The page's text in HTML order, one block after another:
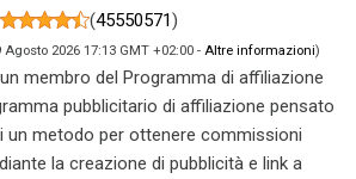
(45550571)
Agosto 2026 17:13 GMT +02:00 - Altre informazioni)
membro del Programma di affiliazione
pubblicitario di affiliazione pensato
un metodo per ottenere commissioni
la creazione di pubblicità e link a